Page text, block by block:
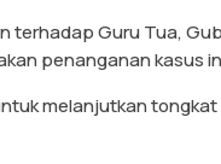
terhadap Guru Tua,
penanganan kasus
melanjutkan